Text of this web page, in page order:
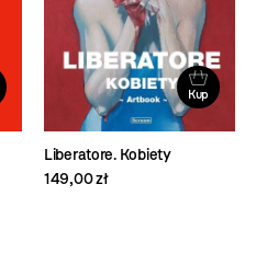
Kup
Liberatore. Kobiety
149,00 zł